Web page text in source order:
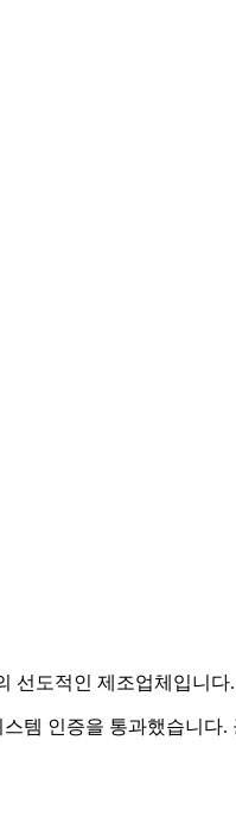
선도적인 제조업체입니다.
템 인증을 통과했습니다